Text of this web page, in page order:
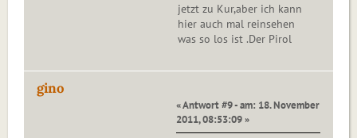
jetzt zu Kur,aber ich kann
hier auch mal reinsehen
was so los ist .Der Pirol
gino
« Antwort #9 - am: 18. November
2011, 08:53:09 »